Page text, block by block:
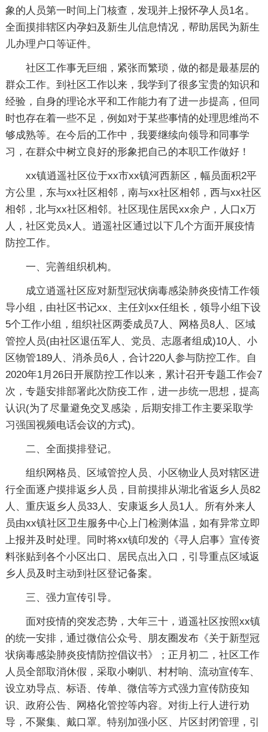
象的人员第一时间上门核查，发现并上报怀孕人员1名。
全面摸排辖区内孕妇及新生儿信息情况，帮助居民为新生
儿办理户口等证件。
社区工作事无巨细，紧张而繁琐，做的都是最基层的
群众工作。到社区工作以来，我学到了很多宝贵的知识和
经验，自身的理论水平和工作能力有了进一步提高，但同
时也存在着一些不足，例如对于某些事情的处理思维尚不
够成熟等。在今后的工作中，我要继续向领导和同事学
习，在群众中树立良好的形象把自己的本职工作做好！
xx镇逍遥社区位于xx市xx镇河西新区，幅员面积2平
方公里，东与xx社区相邻，南与xx社区相邻，西与xx社区
相邻，北与xx社区相邻。社区现住居民xx余户，人口x万
人，社区党员x人。逍遥社区通过以下几个方面开展疫情
防控工作。
一、完善组织机构。
成立逍遥社区应对新型冠状病毒感染肺炎疫情工作领
导小组，由社区书记xx、主任刘xx任组长，领导小组下设
5个工作小组，组织社区两委成员7人、网格员8人、区域
管控人员(由社区退伍军人、党员、志愿者组成)10人、小
区物管189人、消杀员6人，合计220人参与防控工作。自
2020年1月26日开展防控工作以来，累计召开专题工作会7
次，专题安排部署此次防疫工作，进一步统一思想，提高
认识(为了尽量避免交叉感染，后期安排工作主要采取学
习强国视频电话会议的方式)。
二、全面摸排登记。
组织网格员、区域管控人员、小区物业人员对辖区进
行全面逐户摸排返乡人员，目前摸排从湖北省返乡人员82
人、重庆返乡人员33人、安康返乡人员1人。所有外来人
员由xx镇社区卫生服务中心上门检测体温，如有异常立即
上报并及时处理。同时将xx镇印发的《寻人启事》宣传资
料张贴到各个小区出口、居民点出入口，引导重点区域返
乡人员及时主动到社区登记备案。
三、强力宣传引导。
面对疫情的突发态势，大年三十，逍遥社区按照xx镇
的统一安排，通过微信公众号、朋友圈发布《关于新型冠
状病毒感染肺炎疫情防控倡议书》；正月初二，社区工作
人员全部取消休假，采取小喇叭、村村响、流动宣传车、
设立劝导点、标语、传单、微信等方式强力宣传防疫知
识、政府公告、网格化管控等内容。对街上行人进行劝
导，不聚集、戴口罩。特别加强小区、片区封闭管理，引